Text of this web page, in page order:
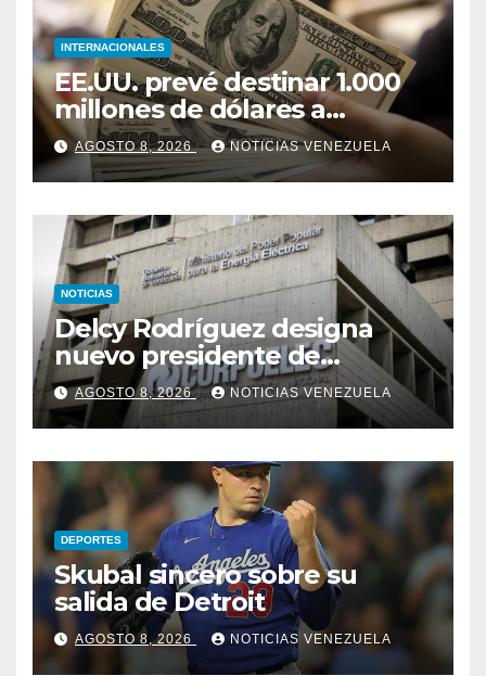
INTERNACIONALES
EE.UU. prevé destinar 1.000
millones de dólares a
Colombia para un paquete
de seguridad
AGOSTO 8, 2026 NOTICIAS VENEZUELA
NOTICIAS
Delcy Rodríguez designa
nuevo presidente de
Corpoelec y nuevo
viceministro de Servicios
Eléctricos
AGOSTO 8, 2026 NOTICIAS VENEZUELA
DEPORTES
Skubal sincero sobre su
salida de Detroit
AGOSTO 8, 2026 NOTICIAS VENEZUELA